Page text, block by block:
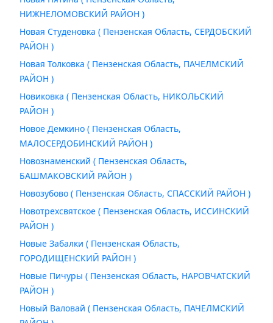
НИЖНЕЛОМОВСКИЙ РАЙОН )
Новая Студеновка ( Пензенская Область, СЕРДОБСКИЙ
РАЙОН )
Новая Толковка ( Пензенская Область, ПАЧЕЛМСКИЙ
РАЙОН )
Новиковка ( Пензенская Область, НИКОЛЬСКИЙ
РАЙОН )
Новое Демкино ( Пензенская Область,
МАЛОСЕРДОБИНСКИЙ РАЙОН )
Новознаменский ( Пензенская Область,
БАШМАКОВСКИЙ РАЙОН )
Новозубово ( Пензенская Область, СПАССКИЙ РАЙОН )
Новотрехсвятское ( Пензенская Область, ИССИНСКИЙ
РАЙОН )
Новые Забалки ( Пензенская Область,
ГОРОДИЩЕНСКИЙ РАЙОН )
Новые Пичуры ( Пензенская Область, НАРОВЧАТСКИЙ
РАЙОН )
Новый Валовай ( Пензенская Область, ПАЧЕЛМСКИЙ